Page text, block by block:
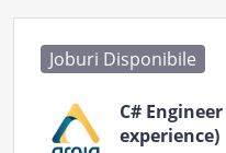
Joburi Disponibile
C#
experience)